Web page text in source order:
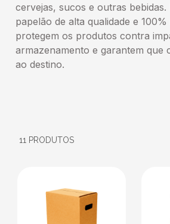
cervejas, sucos e outras bebidas.
papelão de alta qualidade e
protegem os produtos contra
armazenamento e garantem que
ao destino.
11 PRODUTOS
4º
5